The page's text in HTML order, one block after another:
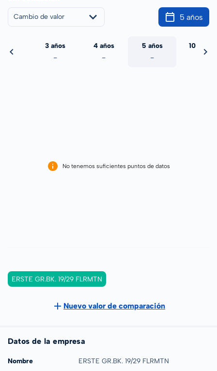
Cambio de valor 5 años
3 años
-
4 años
-
5 años
-
10 años
No tenemos suficientes puntos de datos
ERSTE GR.BK. 19/29 FLRMTN
Nuevo valor de comparación
Datos de la empresa
Nombre ERSTE GR.BK. 19/29 FLRMTN